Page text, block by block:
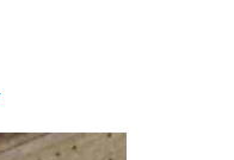
rein digital